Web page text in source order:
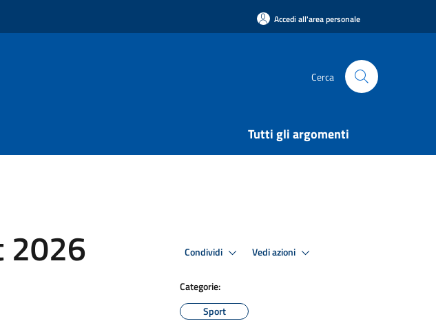
Accedi all'area personale
Cerca
Tutti gli argomenti
2026 Condividi Vedi azioni
Categorie:
Sport